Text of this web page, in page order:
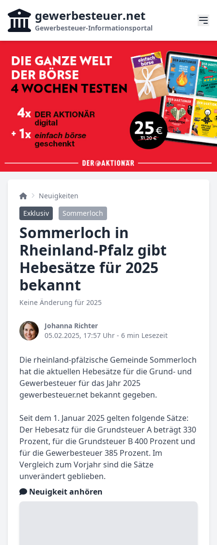
gewerbesteuer.net
Gewerbesteuer-Informationsportal
Neuigkeiten
Exklusiv
Sommerloch
Sommerloch in
Rheinland-Pfalz gibt
Hebesätze für 2025
bekannt
Keine Änderung für 2025
Johanna Richter
05.02.2025, 17:57 Uhr - 6 min Lesezeit
Die rheinland-pfälzische Gemeinde Sommerloch
hat die aktuellen Hebesätze für die Grund- und
Gewerbesteuer für das Jahr 2025
gewerbesteuer.net bekannt gegeben.
Seit dem 1. Januar 2025 gelten folgende Sätze:
Der Hebesatz für die Grundsteuer A beträgt 330
Prozent, für die Grundsteuer B 400 Prozent und
für die Gewerbesteuer 385 Prozent. Im
Vergleich zum Vorjahr sind die Sätze
unverändert geblieben.
Neuigkeit anhören